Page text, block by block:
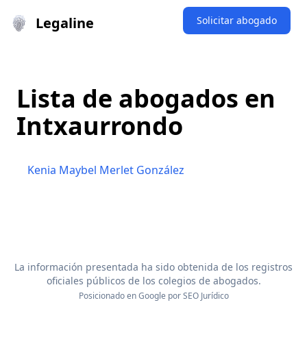
Legaline Solicitar abogado
Lista de abogados en
Intxaurrondo
Kenia Maybel Merlet González
La información presentada ha sido obtenida de los registros
oficiales públicos de los colegios de abogados.
Posicionado en Google porSEO Jurídico